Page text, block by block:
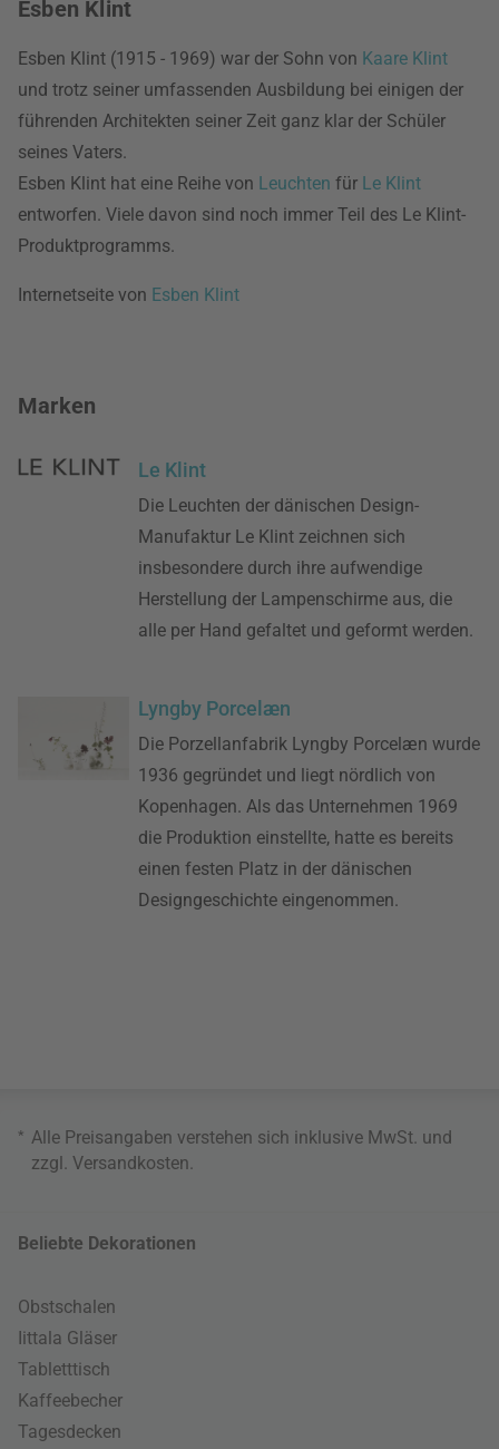
Esben Klint
Esben Klint (1915 - 1969) war der Sohn von Kaare Klint
und trotz seiner umfassenden Ausbildung bei einigen der
führenden Architekten seiner Zeit ganz klar der Schüler
seines Vaters.
Esben Klint hat eine Reihe von Leuchten für Le Klint
entworfen. Viele davon sind noch immer Teil des Le Klint-
Produktprogramms.
Internetseite von Esben Klint
Marken
Le Klint
Die Leuchten der dänischen Design-
Manufaktur Le Klint zeichnen sich
insbesondere durch ihre aufwendige
Herstellung der Lampenschirme aus, die
alle per Hand gefaltet und geformt werden.
Lyngby Porcelæn
Die Porzellanfabrik Lyngby Porcelæn wurde
1936 gegründet und liegt nördlich von
Kopenhagen. Als das Unternehmen 1969
die Produktion einstellte, hatte es bereits
einen festen Platz in der dänischen
Designgeschichte eingenommen.
* Alle Preisangaben verstehen sich inklusive MwSt. und
zzgl. Versandkosten
Beliebte Dekorationen
Obstschalen
Iittala Gläser
Tabletttisch
Kaffeebecher
Tagesdecken